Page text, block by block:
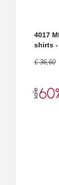
4017
shirts -
€ 36,60